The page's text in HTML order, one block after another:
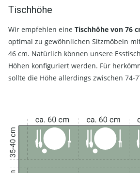
Tischhöhe
Wir empfehlen eine Tischhöhe von 76
optimal zu gewöhnlichen Sitzmöbeln
46 cm. Natürlich können unsere
Höhen konfiguriert werden. Für
sollte die Höhe allerdings zwischen 74-